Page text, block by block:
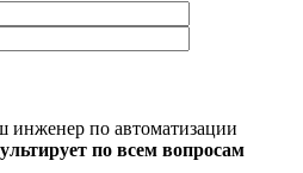
по автоматизации
по всем вопросам